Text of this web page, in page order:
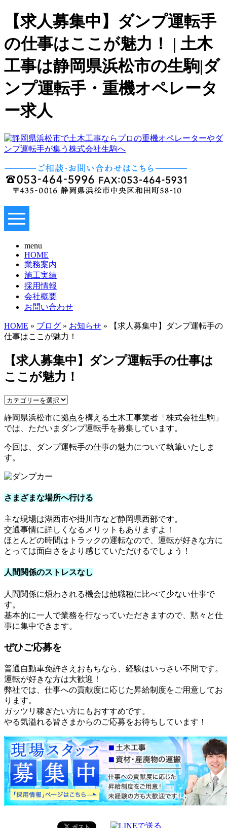
【求人募集中】ダンプ運転手
の仕事はここが魅力！ | 土木
工事は静岡県浜松市の生駒|ダ
ンプ運転手・重機オペレータ
ー求人
menu
HOME
業務案内
施工実績
採用情報
会社概要
お問い合わせ
HOME » ブログ » お知らせ » 【求人募集中】ダンプ運転手の
仕事はここが魅力！
【求人募集中】ダンプ運転手の仕事は
ここが魅力！
静岡県浜松市に拠点を構える土木工事業者「株式会社生駒」
では、ただいまダンプ運転手を募集しています。
今回は、ダンプ運転手の仕事の魅力について執筆いたしま
す。
さまざまな場所へ行ける
主な現場は湖西市や掛川市など静岡県西部です。
交通事情に詳しくなるメリットもありますよ！
ほとんどの時間はトラックの運転なので、運転が好きな方に
とっては面白さをより感じていただけるでしょう！
人間関係のストレスなし
人間関係に煩わされる機会は他職種に比べて少ない仕事で
す。
基本的に一人で業務を行なっていただきますので、黙々と仕
事に集中できます。
ぜひご応募を
普通自動車免許さえおもちなら、経験はいっさい不問です。
運転が好きな方は大歓迎！
弊社では、仕事への貢献度に応じた昇給制度をご用意してお
ります。
ガッツリ稼ぎたい方にもおすすめです。
やる気溢れる皆さまからのご応募をお待ちしています！